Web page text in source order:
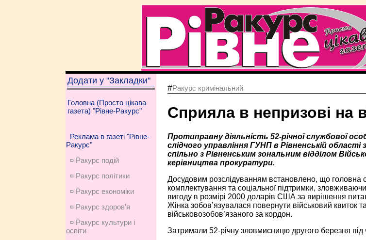
Додати у "Закладки"
Головна (Просто цікава
газета) "Рівне-Ракурс"
Реклама в газеті "Рівне-
Ракурс"
¤ Ракурс подій
¤ Ракурс політики
¤ Ракурс економiки
¤ Ракурс здоров'я
¤ Ракурс культури і
освіти
#Ракурс кримінальний
Сприяла в непризові на
Протиправну діяльність 52-річної службової
слідчого управління ГУНП в Рівненській
спільно з Рівненським зональним відділом
керівництва прокуратури.
Досудовим розслідуванням встановлено, що головна
комплектування та соціальної підтримки,
вигоду в розмірі 2000 доларів США за вирішення
Жінка зобов’язувалася повернути військовий квиток
військовозобов’язаного за кордон.
Затримали 52-річну зловмисницю другого березня під